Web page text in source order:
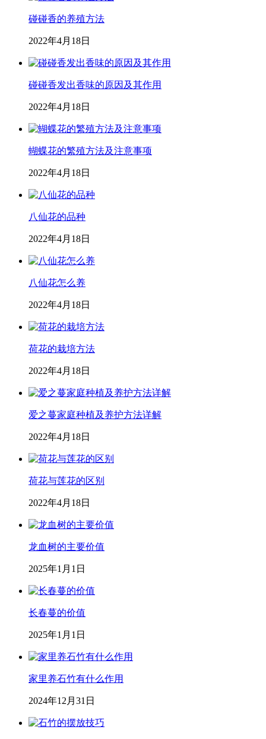
碰碰香的养殖方法
2022年4月18日
碰碰香发出香味的原因及其作用
2022年4月18日
蝴蝶花的繁殖方法及注意事项
2022年4月18日
八仙花的品种
2022年4月18日
八仙花怎么养
2022年4月18日
荷花的栽培方法
2022年4月18日
爱之蔓家庭种植及养护方法详解
2022年4月18日
荷花与莲花的区别
2022年4月18日
龙血树的主要价值
2025年1月1日
长春蔓的价值
2025年1月1日
家里养石竹有什么作用
2024年12月31日